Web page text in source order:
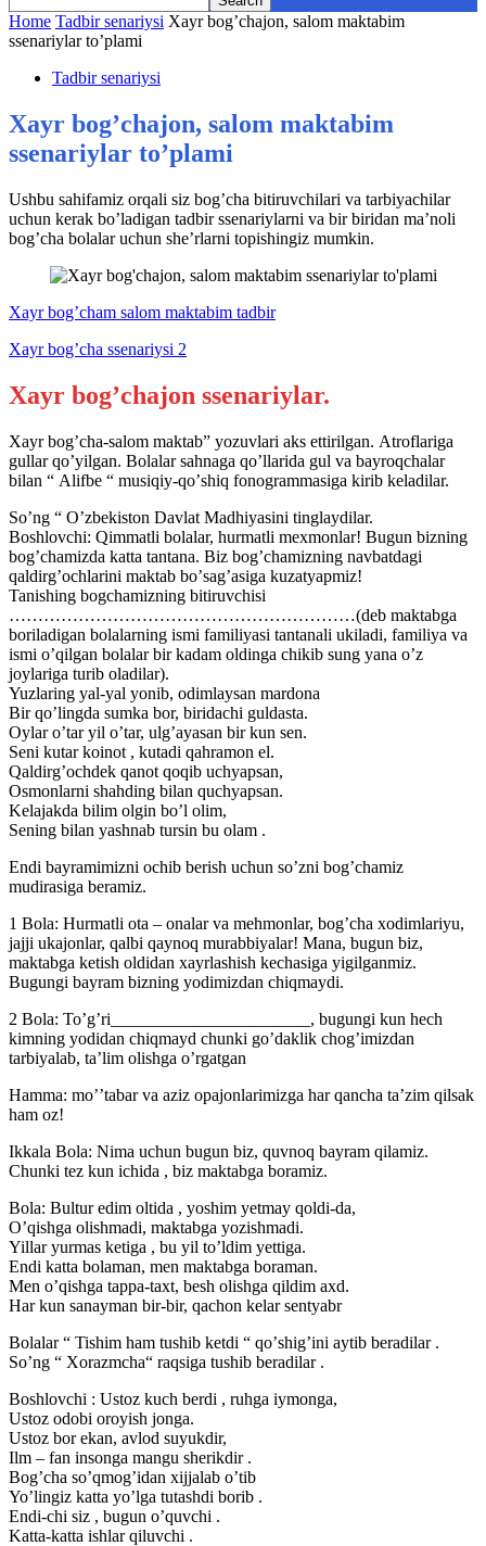
Home Tadbir senariysi Xayr bog’chajon, salom maktabim
ssenariylar to’plami
Tadbir senariysi
Xayr bog’chajon, salom maktabim
ssenariylar to’plami
Ushbu sahifamiz orqali siz bog’cha bitiruvchilari va tarbiyachilar
uchun kerak bo’ladigan tadbir ssenariylarni va bir biridan ma’noli
bog’cha bolalar uchun she’rlarni topishingiz mumkin.
Xayr bog’cham salom maktabim tadbir
Xayr bog’cha ssenariysi 2
Xayr bog’chajon ssenariylar.
Xayr bog’cha-salom maktab” yozuvlari aks ettirilgan. Аtroflariga
gullar qoʼyilgan. Bolalar sahnaga qoʼllarida gul va bayroqchalar
bilan “ Аlifbe “ musiqiy-qoʼshiq fonogrammasiga kirib keladilar.
Soʼng “ Oʼzbekiston Davlat Madhiyasini tinglaydilar.
Boshlovchi: Qimmatli bolalar, hurmatli mexmonlar! Bugun bizning
bogʼchamizda katta tantana. Biz bogʼchamizning navbatdagi
qaldirgʼochlarini maktab boʼsagʼasiga kuzatyapmiz!
Tanishing bogchamizning bitiruvchisi
……………………………………………………(deb maktabga
boriladigan bolalarning ismi familiyasi tantanali ukiladi, familiya va
ismi oʼqilgan bolalar bir kadam oldinga chikib sung yana oʼz
joylariga turib oladilar).
Yuzlaring yal-yal yonib, odimlaysan mardona
Bir qoʼlingda sumka bor, biridachi guldasta.
Oylar oʼtar yil oʼtar, ulgʼayasan bir kun sen.
Seni kutar koinot , kutadi qahramon el.
Qaldirgʼochdek qanot qoqib uchyapsan,
Osmonlarni shahding bilan quchyapsan.
Kelajakda bilim olgin boʼl olim,
Sening bilan yashnab tursin bu olam .
Endi bayramimizni ochib berish uchun soʼzni bogʼchamiz
mudirasiga beramiz.
1 Bola: Hurmatli ota – onalar va mehmonlar, bogʼcha xodimlariyu,
jajji ukajonlar, qalbi qaynoq murabbiyalar! Mana, bugun biz,
maktabga ketish oldidan xayrlashish kechasiga yigilganmiz.
Bugungi bayram bizning yodimizdan chiqmaydi.
2 Bola: Toʼgʼri_______________________, bugungi kun hech
kimning yodidan chiqmayd chunki goʼdaklik chogʼimizdan
tarbiyalab, taʼlim olishga oʼrgatgan
Hamma: moʼʼtabar va aziz opajonlarimizga har qancha taʼzim qilsak
ham oz!
Ikkala Bola: Nima uchun bugun biz, quvnoq bayram qilamiz.
Chunki tez kun ichida , biz maktabga boramiz.
Bola: Bultur edim oltida , yoshim yetmay qoldi-da,
Oʼqishga olishmadi, maktabga yozishmadi.
Yillar yurmas ketiga , bu yil toʼldim yettiga.
Endi katta bolaman, men maktabga boraman.
Men oʼqishga tappa-taxt, besh olishga qildim axd.
Har kun sanayman bir-bir, qachon kelar sentyabr
Bolalar “ Tishim ham tushib ketdi “ qoʼshigʼini aytib beradilar .
Soʼng “ Xorazmcha“ raqsiga tushib beradilar .
Boshlovchi : Ustoz kuch berdi , ruhga iymonga,
Ustoz odobi oroyish jonga.
Ustoz bor ekan, avlod suyukdir,
Ilm – fan insonga mangu sherikdir .
Bogʼcha soʼqmogʼidan xijjalab oʼtib
Yoʼlingiz katta yoʼlga tutashdi borib .
Endi-chi siz , bugun oʼquvchi .
Katta-katta ishlar qiluvchi .